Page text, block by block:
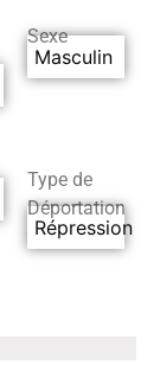
Sexe
Masculin
Type de
Déportation
Répression